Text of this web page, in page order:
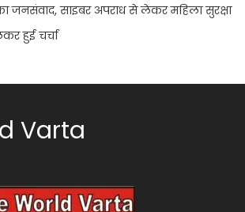
जनसंवाद, साइबर अपराध से लेकर महिला सुरक्षा
हुई चर्चा
Varta